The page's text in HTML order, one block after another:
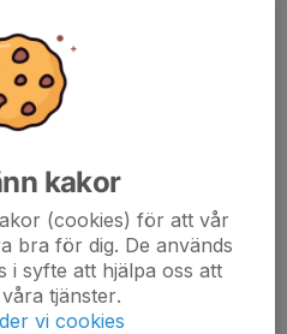
Stadium.se, även då utgår
Kontakta oss.
Stadium
kakor
(cookies) för att vår
bra för dig. De används
i syfte att hjälpa oss att
tjänster.
vi cookies